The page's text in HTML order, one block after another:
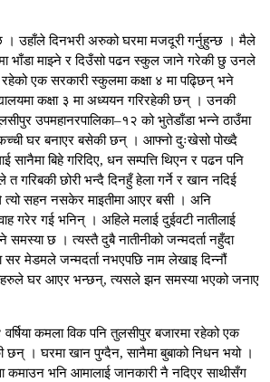
। उहाँले दिनभरी अरुको घरमा मजदूरी गर्नुहुन्छ । मैले
भाँडा माझ्ने र दिउँसो पढन स्कुल जाने गरेकी छु उनले
एक सरकारी स्कुलमा कक्षा ४ मा पढ्छिन् भने
कक्षा ३ मा अध्ययन गरिरहेकी छन् । उनकी
उपमहानरपालिका–१२ को भुतेडाँडा भन्ने ठाउँमा
कच्ची घर बनाएर बसेकी छन् । आफ्नो दुःखेसो पोख्दै
सानैमा बिहे गरिदिए, धन सम्पत्ति थिएन र पढन पनि
त गरिबकी छोरी भन्दै दिनहुँ हेला गर्ने र खान नदिई
त्यो सहन नसकेर माइतीमा आएर बसी । अनि
गरेर गई भनिन् । अहिले मलाई दुईवटी नातीलाई
छ । त्यस्तै दुबै नातीनीको जन्मदर्ता नहुँदा
मेडमले जन्मदर्ता नभएपछि नाम लेखाइ दिन्नौं
घर आएर भन्छन्, त्यसले झन समस्या भएको जनाए
वर्षिया कमला विक पनि तुलसीपुर बजारमा रहेको एक
छन् । घरमा खान पुग्दैन, सानैमा बुबाको निधन भयो ।
कमाउन भनि आमालाई जानकारी नै नदिएर साथीसँग